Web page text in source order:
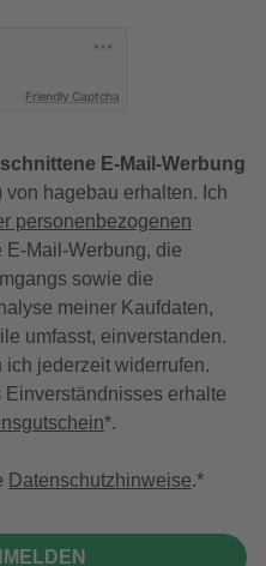
Friendly Captcha
E-Mail-Werbung
hagebau erhalten. Ich
personenbezogenen
E-Mail-Werbung, die
sowie die
meiner Kaufdaten,
umfasst, einverstanden.
jederzeit widerrufen.
erhalte
*.
Datenschutzhinweise.